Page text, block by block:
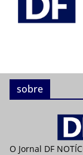
sobre
O Jornal DF